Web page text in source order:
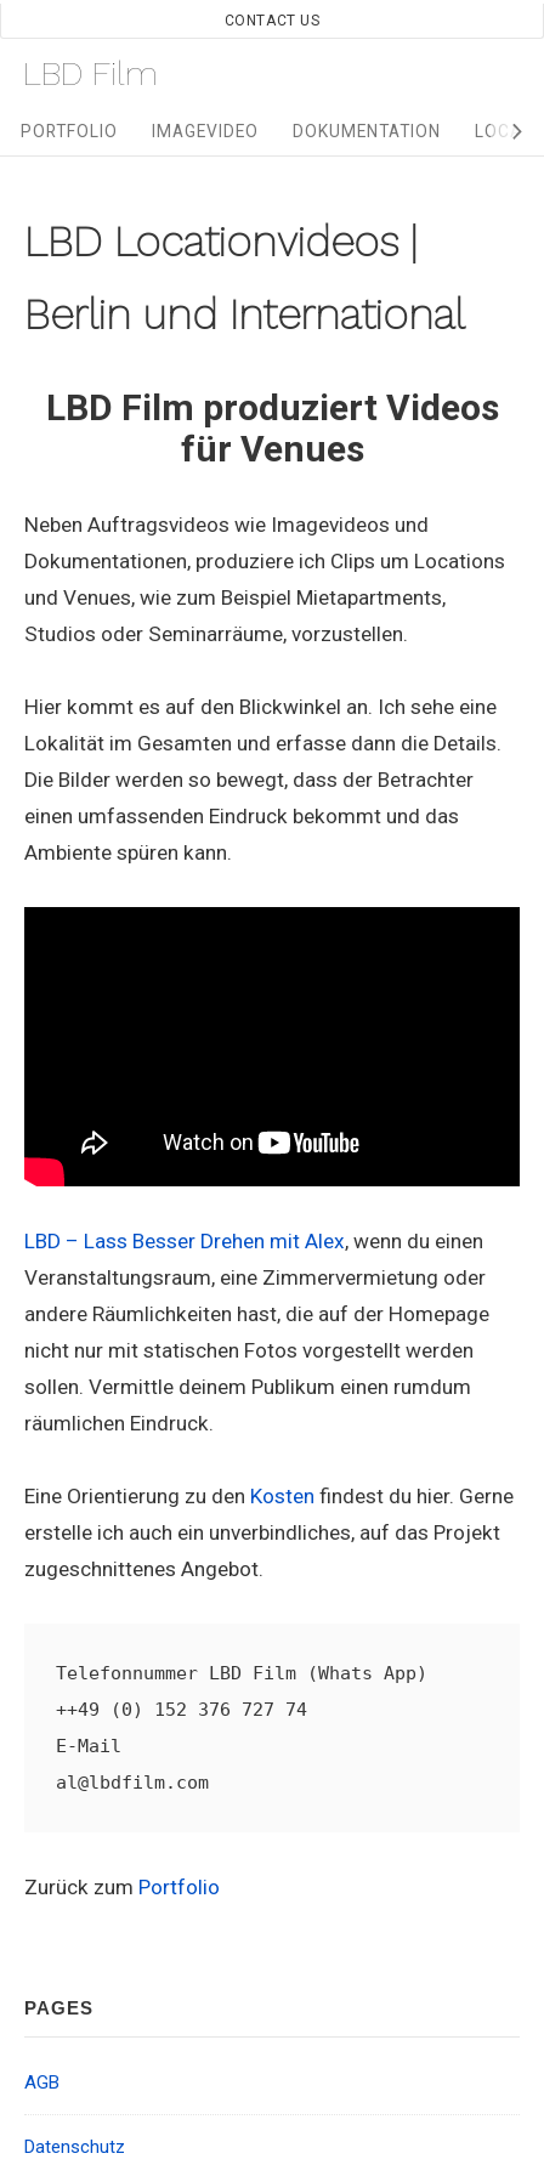
content
LBD Film
CONTACT US
Site
Navigation
PORTFOLIO IMAGEVIDEO DOKUMENTATION
LBD Locationvideos |
Berlin und International
LBD Film produziert Videos
für Venues
Neben Auftragsvideos wie Imagevideos und
Dokumentationen, produziere ich Clips um Locations
und Venues, wie zum Beispiel Mietapartments,
Studios oder Seminarräume, vorzustellen.
Hier kommt es auf den Blickwinkel an. Ich sehe eine
Lokalität im Gesamten und erfasse dann die Details.
Die Bilder werden so bewegt, dass der Betrachter
einen umfassenden Eindruck bekommt und das
Ambiente spüren kann.
LBD – Lass Besser Drehen mit Alex, wenn du einen
Veranstaltungsraum, eine Zimmervermietung oder
andere Räumlichkeiten hast, die auf der Homepage
nicht nur mit statischen Fotos vorgestellt werden
sollen. Vermittle deinem Publikum einen rumdum
räumlichen Eindruck.
Eine Orientierung zu den Kosten findest du hier. Gerne
erstelle ich auch ein unverbindliches, auf das Projekt
zugeschnittenes Angebot.
Telefonnummer LBD Film (Whats App)
++49 (0) 152 376 727 74
E-Mail
Zurück zum Portfolio
Footer
Widget
Area
PAGES
AGB
Datenschutz